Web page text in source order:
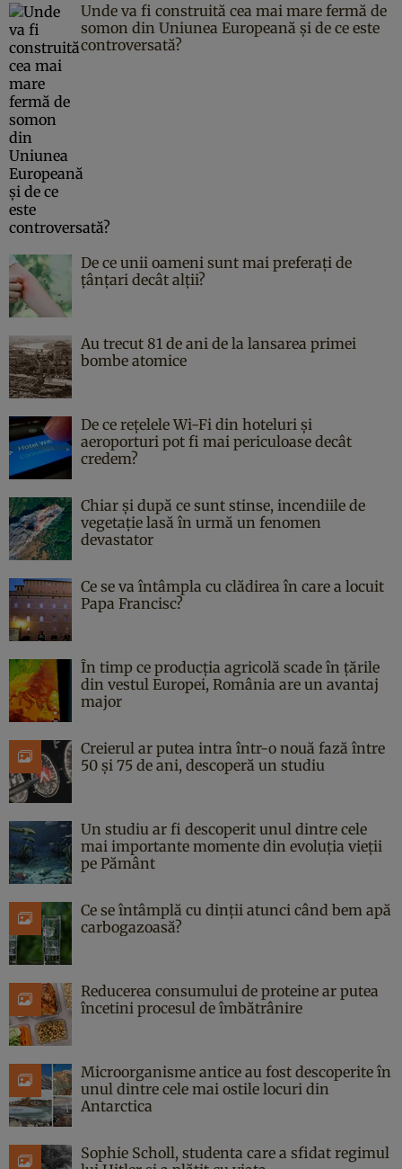
Unde va fi construită cea mai mare fermă de
somon din Uniunea Europeană și de ce este
controversată?
De ce unii oameni sunt mai preferați de
țânțari decât alții?
Au trecut 81 de ani de la lansarea primei
bombe atomice
De ce rețelele Wi-Fi din hoteluri și
aeroporturi pot fi mai periculoase decât
credem?
Chiar și după ce sunt stinse, incendiile de
vegetație lasă în urmă un fenomen
devastator
Ce se va întâmpla cu clădirea în care a locuit
Papa Francisc?
În timp ce producția agricolă scade în țările
din vestul Europei, România are un avantaj
major
Creierul ar putea intra într-o nouă fază între
50 și 75 de ani, descoperă un studiu
Un studiu ar fi descoperit unul dintre cele
mai importante momente din evoluția vieții
pe Pământ
Ce se întâmplă cu dinții atunci când bem apă
carbogazoasă?
Reducerea consumului de proteine ar putea
încetini procesul de îmbătrânire
Microorganisme antice au fost descoperite în
unul dintre cele mai ostile locuri din
Antarctica
Sophie Scholl, studenta care a sfidat regimul